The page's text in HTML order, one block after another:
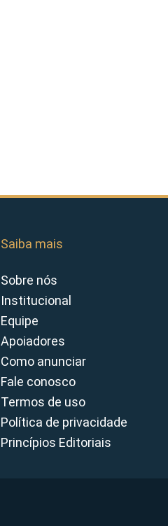
Saiba mais
Sobre nós
Institucional
Equipe
Apoiadores
Como anunciar
Fale conosco
Termos de uso
Política de privacidade
Princípios Editoriais